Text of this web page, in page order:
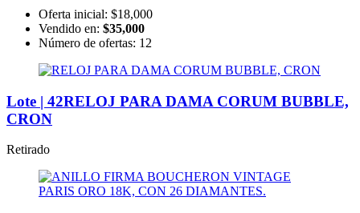
Oferta inicial: $18,000
Vendido en: $35,000
Número de ofertas: 12
Lote | 42RELOJ PARA DAMA CORUM BUBBLE,
CRON
Retirado